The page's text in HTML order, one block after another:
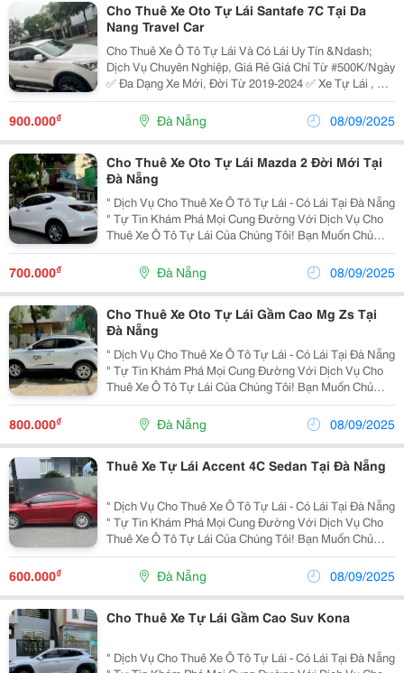
Cho Thuê Xe Oto Tự Lái Santafe 7C Tại Da
Nang Travel Car
Cho Thuê Xe Ô Tô Tự Lái Và Có Lái Uy Tín &Ndash;
Dịch Vụ Chuyên Nghiệp, Giá Rẻ Giá Chỉ Từ #500K/Ngày
✅ Đa Dạng Xe Mới, Đời Từ 2019-2024 ✅ Xe Tự Lái , Xe
Du Lịch, Xe Cưới Hỏi, Xe Công Tác, Xe Cho Doanh
Nghiệp, Xe Tour Golf ✅ Thủ Tục Cho Thuê...
900.000₫ Đà Nẵng 08/09/2025
Cho Thuê Xe Oto Tự Lái Mazda 2 Đời Mới Tại
Đà Nẵng
" Dịch Vụ Cho Thuê Xe Ô Tô Tự Lái - Có Lái Tại Đà Nẵng
" Tự Tin Khám Phá Mọi Cung Đường Với Dịch Vụ Cho
Thuê Xe Ô Tô Tự Lái Của Chúng Tôi! Bạn Muốn Chủ
Động Và Riêng Tư Trong Vấn Đề Di Chuyển? Bạn Có
Công Việc Hoặc Đi Du Lịch Với Gia Đình, Bạn...
700.000₫ Đà Nẵng 08/09/2025
Cho Thuê Xe Oto Tự Lái Gầm Cao Mg Zs Tại
Đà Nẵng
" Dịch Vụ Cho Thuê Xe Ô Tô Tự Lái - Có Lái Tại Đà Nẵng
" Tự Tin Khám Phá Mọi Cung Đường Với Dịch Vụ Cho
Thuê Xe Ô Tô Tự Lái Của Chúng Tôi! Bạn Muốn Chủ
Động Và Riêng Tư Trong Vấn Đề Di Chuyển? Bạn Có
Công Việc Hoặc Đi Du Lịch Với Gia Đình, Bạn...
800.000₫ Đà Nẵng 08/09/2025
Thuê Xe Tự Lái Accent 4C Sedan Tại Đà Nẵng
" Dịch Vụ Cho Thuê Xe Ô Tô Tự Lái - Có Lái Tại Đà Nẵng
" Tự Tin Khám Phá Mọi Cung Đường Với Dịch Vụ Cho
Thuê Xe Ô Tô Tự Lái Của Chúng Tôi! Bạn Muốn Chủ
Động Và Riêng Tư Trong Vấn Đề Di Chuyển? Bạn Có
Công Việc Hoặc Đi Du Lịch Với Gia Đình, Bạn...
600.000₫ Đà Nẵng 08/09/2025
Cho Thuê Xe Tự Lái Gầm Cao Suv Kona
" Dịch Vụ Cho Thuê Xe Ô Tô Tự Lái - Có Lái Tại Đà Nẵng